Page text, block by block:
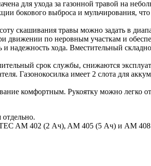
для ухода за газонной травой на
бокового выброса и мульчирования,
скашивания травы можно задать в
по неровным участкам и
надежность хода. Вместительный
срок службы, снижаются
Газонокосилка имеет 2 слота для
комфортным. Рукоятку можно легко
AM 402 (2 Ач), AM 405 (5 Ач) и AM